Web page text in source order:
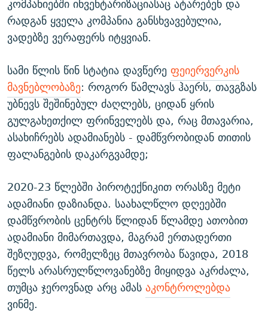
კომპანიებში ინვენტარიზაციასაც ატარებენ და
რადგან ყველა კომპანია განსხვავებულია,
ვადებზე ვერაფერს იტყვიან.
სამი წლის წინ სტატია დავწერე ფეიერვერკის
მავნებლობაზე: როგორ წამლავს ჰაერს, თავგზას
უბნევს შეშინებულ ძაღლებს, ციდან ყრის
გულგახეთქილ ფრინველებს და, რაც მთავარია,
ასახიჩრებს ადამიანებს - დამწვრობიდან თითის
ფალანგების დაკარგვამდე;
2020-23 წლებში პიროტექნიკით ორასზე მეტი
ადამიანი დაზიანდა. საახალწლო დღეებში
დამწვრობის ცენტრს წლიდან წლამდე ათობით
ადამიანი მიმართავდა, მაგრამ ერთადერთი
შეზღუდვა, რომელზეც მთავრობა წავიდა, 2018
წელს არასრულწლოვანებზე მიყიდვა აკრძალა,
თუმცა ჯეროვნად არც ამას აკონტროლებდა
ვინმე.